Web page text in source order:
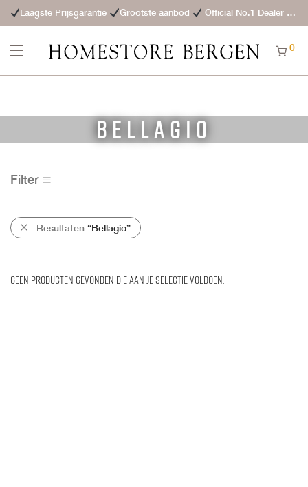
Laagste Prijsgarantie Grootste aanbod Official No.1 Dealer
0
Bellagio
Filter
Resultaten “Bellagio”
Geen producten gevonden die aan je selectie voldoen.